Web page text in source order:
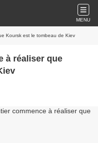
MENU
Koursk est le tombeau de Kiev
à réaliser que